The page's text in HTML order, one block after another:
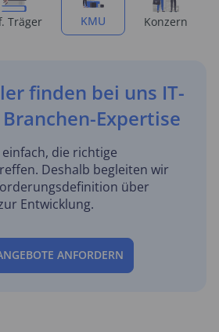
Träger KMU Konzern
finden bei uns IT-
Expertise
die richtige
Deshalb begleiten wir
über
Entwicklung.
ANFORDERN